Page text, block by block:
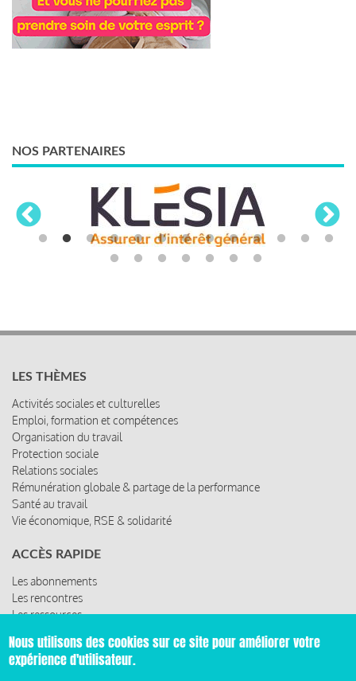
NOS PARTENAIRES
LES THÈMES
Activités sociales et culturelles
Emploi, formation et compétences
Organisation du travail
Protection sociale
Relations sociales
Rémunération globale & partage de la performance
Santé au travail
Vie économique, RSE & solidarité
ACCÈS RAPIDE
Les abonnements
Les rencontres
Les ressources
Nous utilisons des cookies sur ce site pour améliorer votre
expérience d'utilisateur.